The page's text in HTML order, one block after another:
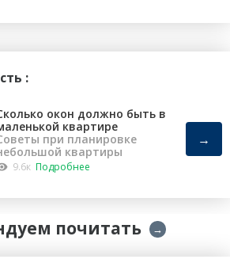
:
окон должно быть в
квартире
при планировке
квартиры
9.6к Подробнее
→
почитать →